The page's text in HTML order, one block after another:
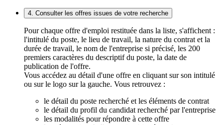
4. Consulter les offres issues de votre recherche
Pour chaque offre d'emploi restituée dans la liste, s'affichent :
l'intitulé du poste, le lieu de travail, la nature du contrat et la
durée de travail, le nom de l'entreprise si précisé, les 200
premiers caractères du descriptif du poste, la date de
publication de l'offre.
Vous accédez au détail d'une offre en cliquant sur son intitulé
ou sur le logo sur la gauche. Vous retrouvez :
le détail du poste recherché et les éléments de contrat
le détail du profil du candidat recherché par l'entreprise
les modalités pour répondre à cette offre